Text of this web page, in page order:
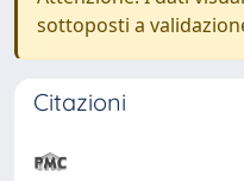
sottoposti a
Citazioni